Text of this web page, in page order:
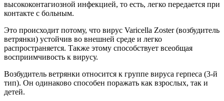
высококонтагиозной инфекцией, то есть, легко передается при
контакте с больным.
Это происходит потому, что вирус Varicella Zoster (возбудитель
ветрянки) устойчив во внешней среде и легко
распространяется. Также этому способствует всеобщая
восприимчивость к вирусу.
Возбудитель ветрянки относится к группе вируса герпеса (3-й
тип). Он одинаково способен поражать как взрослых, так и
детей.